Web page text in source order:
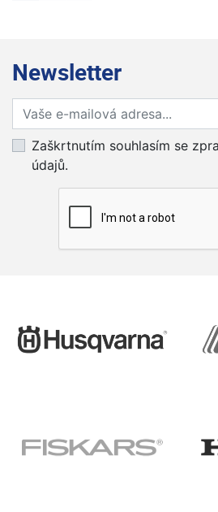
Newsletter
Přihlaste se k odběru novinek
Zaškrtnutím souhlasím se
údajů.